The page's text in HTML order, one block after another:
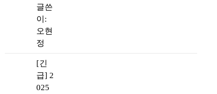
글쓴
이:
오현
정
[긴
급] 2
025